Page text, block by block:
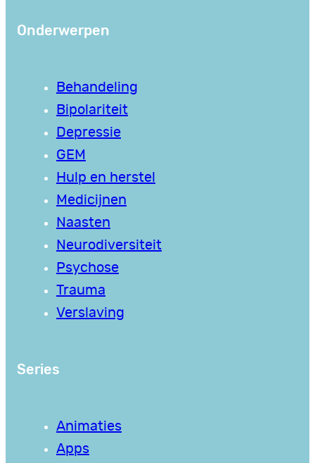
Onderwerpen
Behandeling
Bipolariteit
Depressie
GEM
Hulp en herstel
Medicijnen
Naasten
Neurodiversiteit
Psychose
Trauma
Verslaving
Series
Animaties
Apps